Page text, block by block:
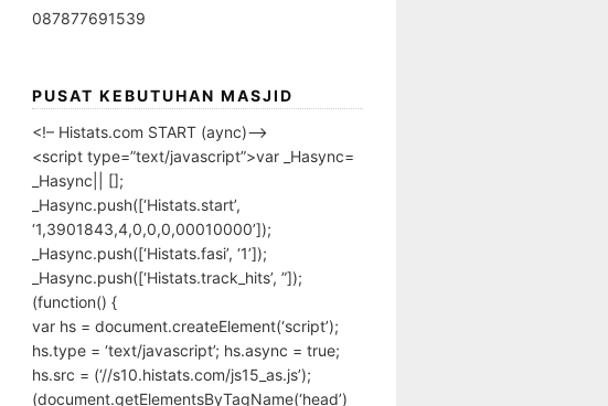
087877691539
PUSAT KEBUTUHAN MASJID
<!– Histats.com START (aync)–>
<script type=”text/javascript”>var _Hasync=
_Hasync|| [];
_Hasync.push([‘Histats.start’,
‘1,3901843,4,0,0,0,00010000’]);
_Hasync.push([‘Histats.fasi’, ‘1’]);
_Hasync.push([‘Histats.track_hits’, ”]);
(function() {
var hs = document.createElement(‘script’);
hs.type = ‘text/javascript’; hs.async = true;
hs.src = (‘//s10.histats.com/js15_as.js’);
(document.getElementsByTagName(‘head’)